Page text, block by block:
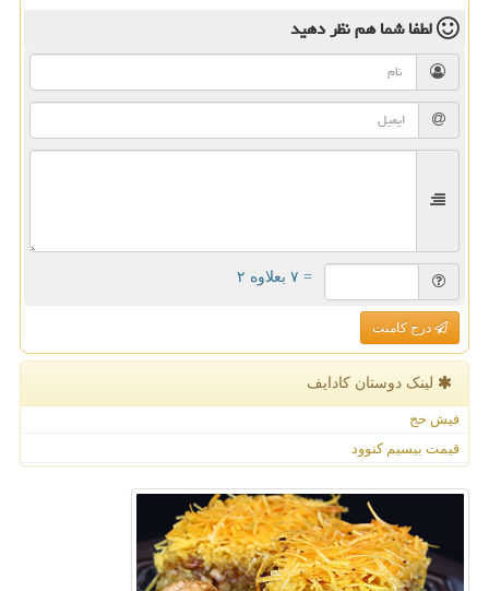
لطفا شما همنظر دهید
= ۷ بعلاوه ۲
درج کامنت
لینک دوستان كادایف
فیش حج
قیمت بیسیم کنوود